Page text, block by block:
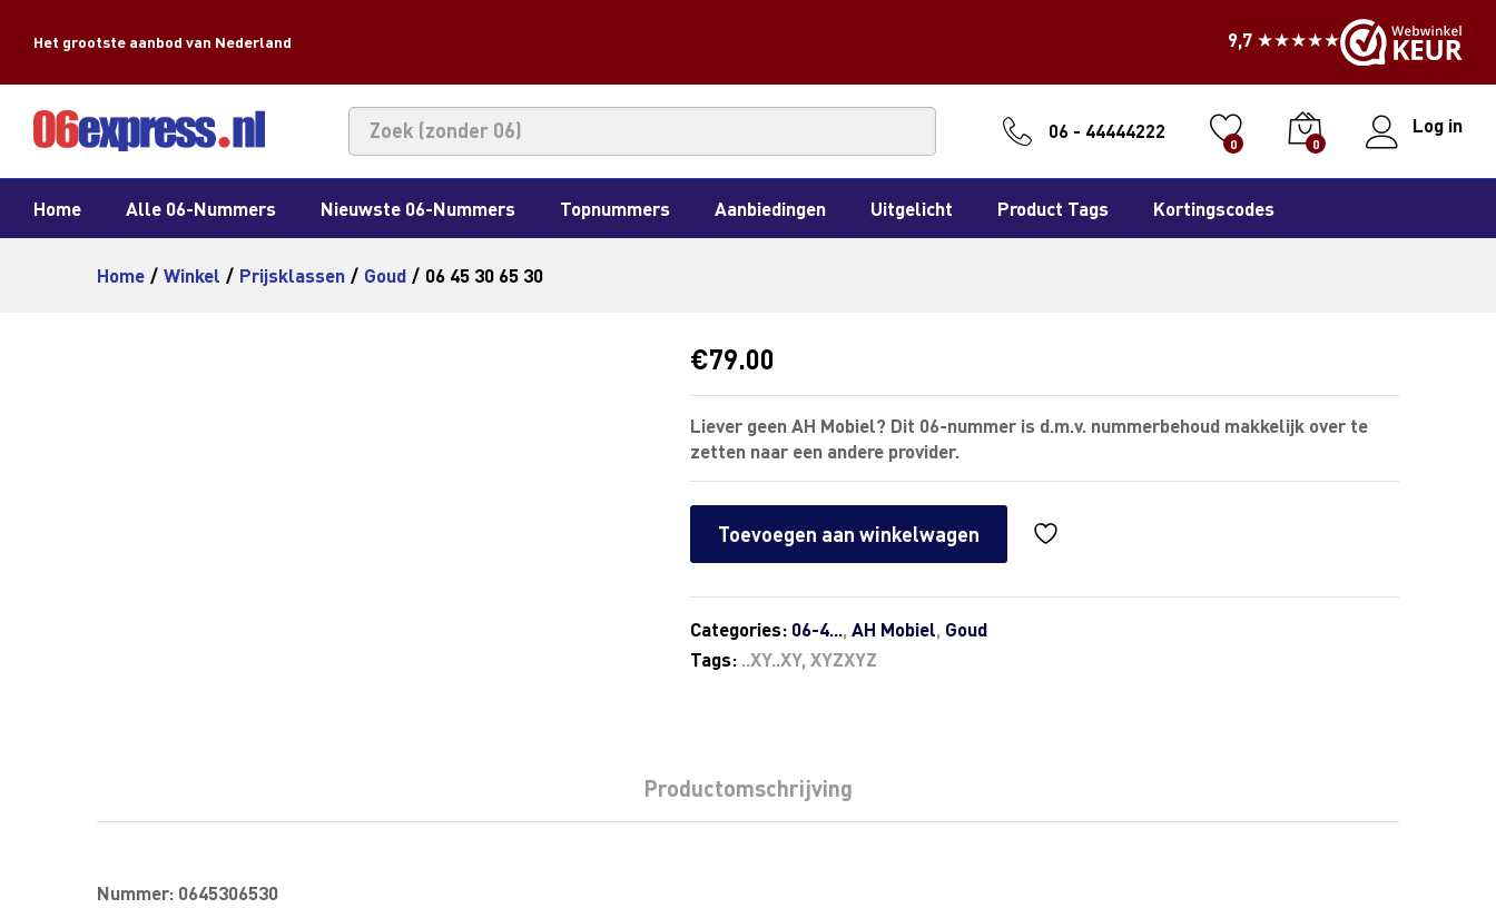
Het grootste aanbod van Nederland 9,7 ★★★★★
06 - 44444222
0 0
Log in
Home Alle 06-Nummers Nieuwste 06-Nummers Topnummers Aanbiedingen Uitgelicht Product Tags Kortingscodes
Home / Winkel / Prijsklassen / Goud / 06 45 30 65 30
€79.00
Liever geen AH Mobiel? Dit 06-nummer is d.m.v. nummerbehoud makkelijk over te
zetten naar een andere provider.
Toevoegen aan winkelwagen
Categories: 06-4...,AH Mobiel, Goud
Tags: ..XY..XY,XYZXYZ
Productomschrijving
Nummer: 0645306530